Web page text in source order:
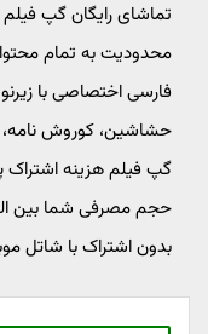
تماشای رایگان گپ
محدودیت به تمام
فارسی اختصاصی با
حشاشین، کوروش نامه،
حجم مصرفی شما بین
بدون اشتراک با شاتل